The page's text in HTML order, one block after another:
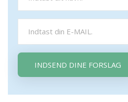
INDSEND DINE FORSLAG